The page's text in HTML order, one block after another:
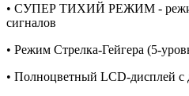
• СУПЕР ТИХИЙ РЕЖИМ - режим
сигналов
• Режим Стрелка-Гейгера (5-
• Полноцветный LCD-дисплей